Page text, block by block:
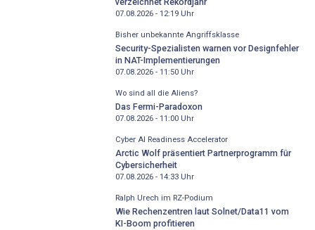
07.08.2026 - 12:19Uhr
Bisher unbekannte Angriffsklasse
Security-Spezialisten warnen vor Designfehler
in NAT-Implementierungen
07.08.2026 - 11:50Uhr
Wo sind all die Aliens?
Das Fermi-Paradoxon
07.08.2026 - 11:00Uhr
Cyber AI Readiness Accelerator
Arctic Wolf präsentiert Partnerprogramm für
Cybersicherheit
07.08.2026 - 14:33Uhr
Ralph Urech im RZ-Podium
Wie Rechenzentren laut Solnet/Data11 vom
KI-Boom profitieren